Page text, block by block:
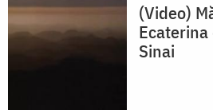
(Video)
Sinai